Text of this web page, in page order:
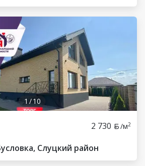
1 /10
2 730 /м2
Слуцкий район